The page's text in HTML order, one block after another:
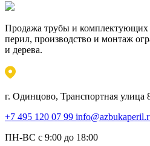
Продажа трубы и комплектующих
перил, производство и монтаж
и дерева.
г. Одинцово, Транспортная улица
+7 495 120 07 99
ПН-ВС с 9:00 до 18:00